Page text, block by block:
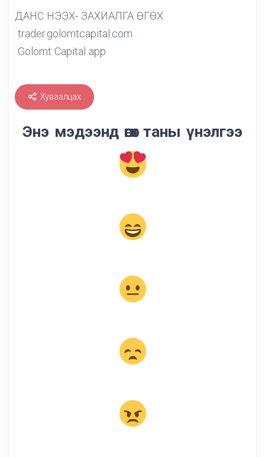
ДАНС НЭЭХ- ЗАХИАЛГА ӨГӨХ
trader.golomtcapital.com
Golomt Capital app
Хуваалцах
Энэ мэдээнд өгөх таны үнэлгээ